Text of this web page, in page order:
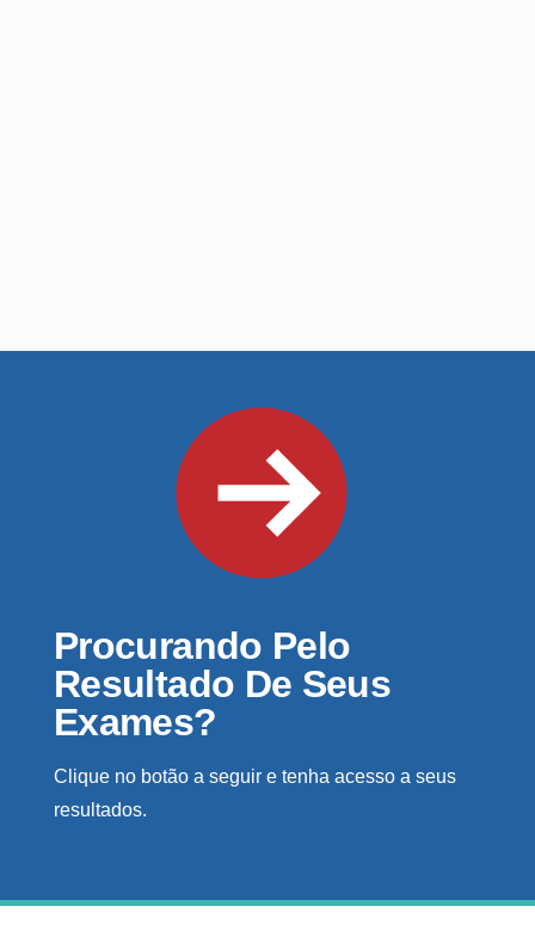
Procurando Pelo
Resultado De Seus
Exames?
Clique no botão a seguir e tenha acesso a seus
resultados.